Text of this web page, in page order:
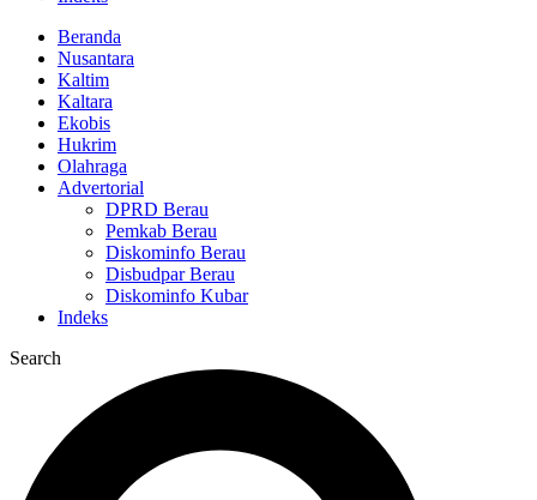
Beranda
Nusantara
Kaltim
Kaltara
Ekobis
Hukrim
Olahraga
Advertorial
DPRD Berau
Pemkab Berau
Diskominfo Berau
Disbudpar Berau
Diskominfo Kubar
Indeks
Search